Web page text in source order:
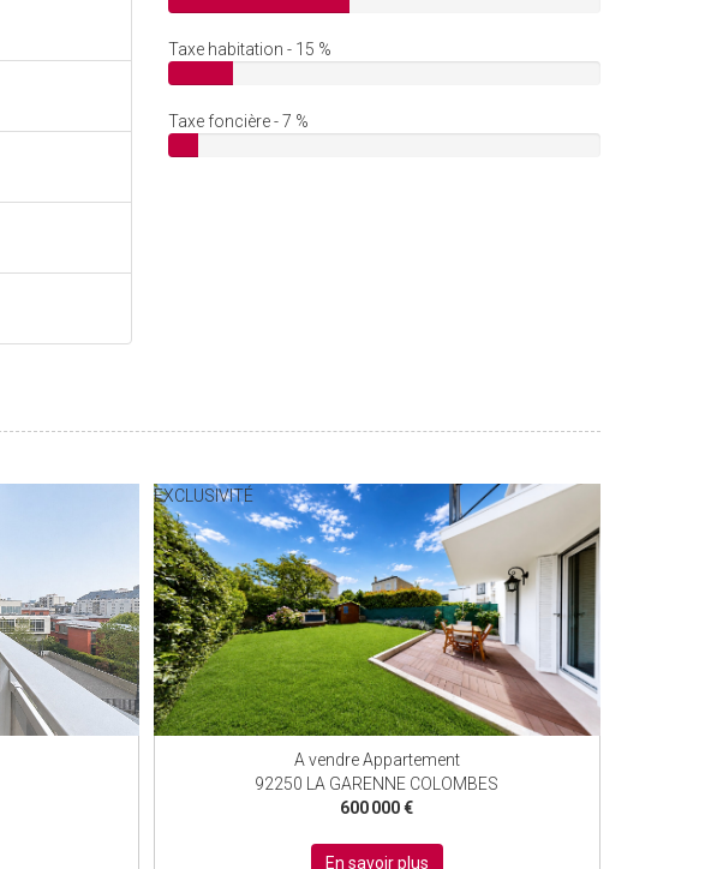
Taxe habitation - 15 %
Taxe foncière - 7 %
EXCLUSIVITÉ
A vendre Appartement
92250 LA GARENNE COLOMBES
600 000 €
En savoir plus